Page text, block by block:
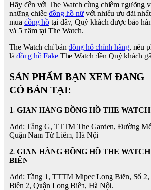
Hãy đến với The Watch cùng chiêm ngưỡng
những chiếc đồng hồ nữ với nhiều ưu đãi
mua đồng hồ tại đây, Quý khách được bảo
và 5 năm tại The Watch.
The Watch chỉ bán đồng hồ chính hãng, nếu
là đồng hồ Fake The Watch đền Quý khách
SẢN PHẨM BẠN XEM ĐANG
CÓ BÁN TẠI:
1. GIAN HÀNG ĐỒNG HỒ THE
Add: Tầng G, TTTM The Garden, Đường
Quận Nam Từ Liêm, Hà Nội
2. GIAN HÀNG ĐỒNG HỒ THE WATCH
BIÊN
Add: Tầng 1, TTTM Mipec Long Biên, Số
Biên 2, Quận Long Biên, Hà Nội.